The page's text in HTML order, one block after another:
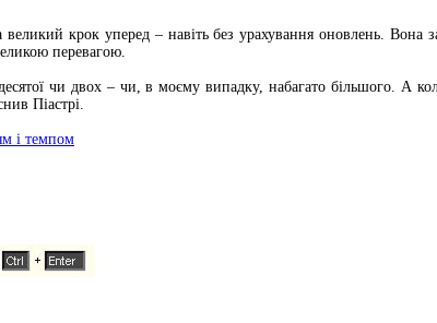
крок уперед – навіть без урахування оновлень.
перевагою.
чи двох – чи, в моєму випадку, набагато більшого. А
Піастрі.
і темпом